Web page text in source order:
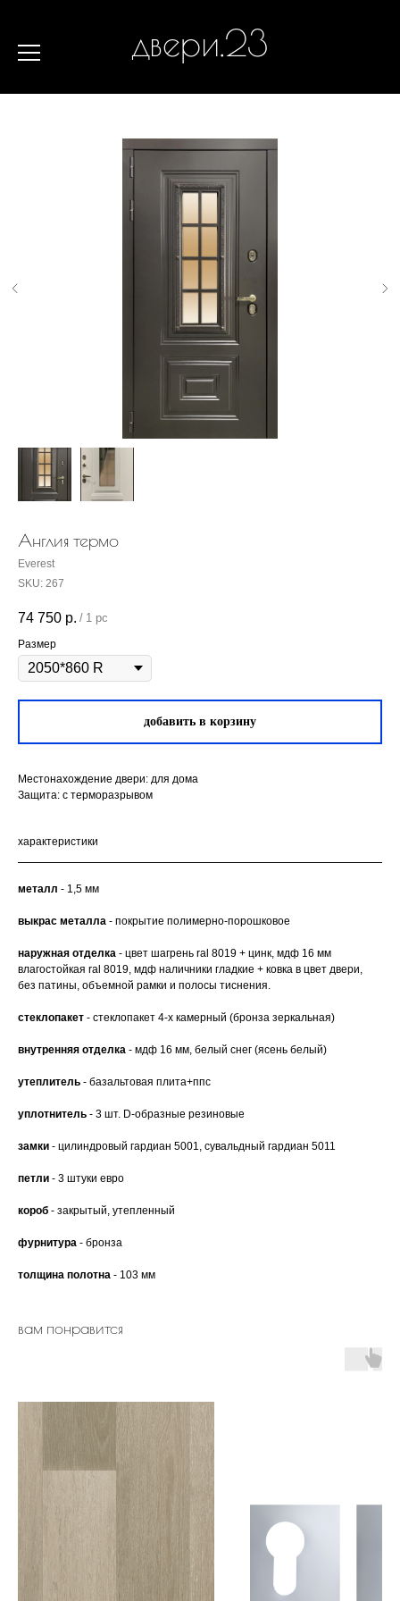
двери.23
Англия термо
Everest
SKU: 267
74 750 р. / 1 pc
Размер
добавить в корзину
Местонахождение двери: для дома
Защита: с терморазрывом
характеристики
металл - 1,5 мм
выкрас металла - покрытие полимерно-порошковое
наружная отделка - цвет шагрень ral 8019 + цинк, мдф 16 мм
влагостойкая ral 8019, мдф наличники гладкие + ковка в цвет двери,
без патины, объемной рамки и полосы тиснения.
стеклопакет - стеклопакет 4-х камерный (бронза зеркальная)
внутренняя отделка - мдф 16 мм, белый снег (ясень белый)
утеплитель - базальтовая плита+ппс
уплотнитель - 3 шт. D-образные резиновые
замки - цилиндровый гардиан 5001, сувальдный гардиан 5011
петли - 3 штуки евро
короб - закрытый, утепленный
фурнитура - бронза
толщина полотна - 103 мм
вам понравится
двери.23
акции
наши работы
контакты
алюминиевые